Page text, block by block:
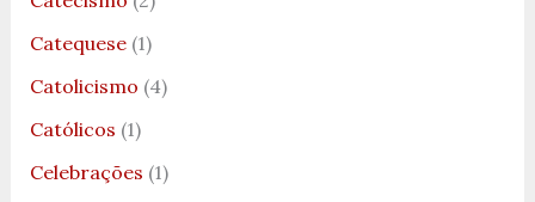
Catequese(1)
Catolicismo (4)
Católicos (1)
Celebrações (1)